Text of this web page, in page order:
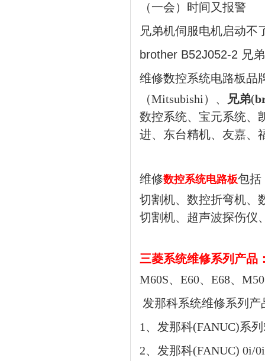
（一会）时间又报警
兄弟机伺服电机启动不
brother B52J052-2 兄
维修数控系统电路板品
（Mitsubishi）、
兄弟(
数控系统、宝元系统、
进、东台精机、友嘉、
维修数控系统电路板包括
切割机、数控折弯机、
切割机、超声波探伤仪
三菱系统维修系列产品
M60S、E60、E68、
发那科系统维修系列产
1、发那科(FANUC)系
2、发那科(FANUC) 0i/